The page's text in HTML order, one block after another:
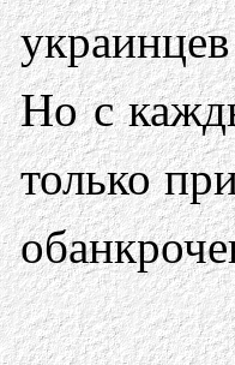
Но с
только